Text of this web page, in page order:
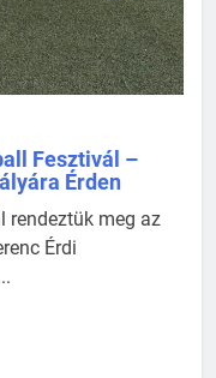
Fesztivál –
Érden
rendeztük meg az
Érdi